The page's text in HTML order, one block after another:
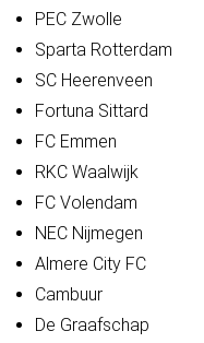
PEC Zwolle
Sparta Rotterdam
SC Heerenveen
Fortuna Sittard
FC Emmen
RKC Waalwijk
FC Volendam
NEC Nijmegen
Almere City FC
Cambuur
De Graafschap